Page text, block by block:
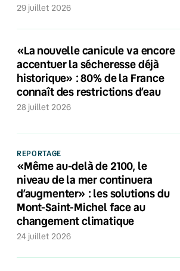
29 juillet 2026
«La nouvelle canicule va encore
accentuer la sécheresse déjà
historique» : 80% de la France
connaît des restrictions d’eau
28 juillet 2026
REPORTAGE
«Même au-delà de 2100, le
niveau de la mer continuera
d’augmenter» : les solutions du
Mont-Saint-Michel face au
changement climatique
24 juillet 2026